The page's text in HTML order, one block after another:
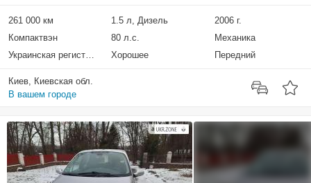
261 000 км 1.5 л, Дизель
2006 г.
Компактвэн
80 л.с.
Механика
Украинская регистрация
Хорошее Передний
Киев, Киевская обл.
В вашем городе